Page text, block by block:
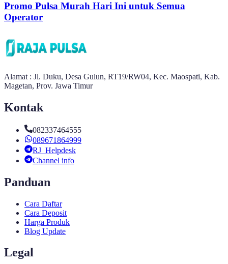
Promo Pulsa Murah Hari Ini untuk Semua
Operator
Alamat : Jl. Duku, Desa Gulun, RT19/RW04, Kec. Maospati, Kab.
Magetan, Prov. Jawa Timur
Kontak
082337464555
089671864999
RJ_Helpdesk
Channel info
Panduan
Cara Daftar
Cara Deposit
Harga Produk
Blog Update
Legal